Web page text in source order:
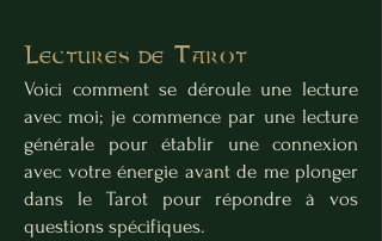
Lectures de Tarot
Voici comment se déroule une lecture
avec moi; je commence par une lecture
générale pour établir une connexion
avec votre énergie avant de me plonger
dans le Tarot pour répondre à vos
questions spécifiques.